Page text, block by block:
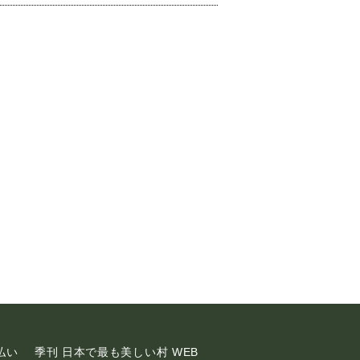
い 季刊 日本で最も美しい村 WEB